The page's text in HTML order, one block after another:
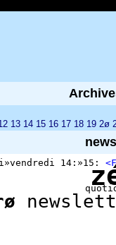
13 14 15 16 17 18 19 2ø
14:»15: